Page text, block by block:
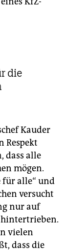
die
Kauder
Respekt
dass alle
mögen.
für alle“ und
versucht
nur auf
hintertrieben.
vielen
dass die